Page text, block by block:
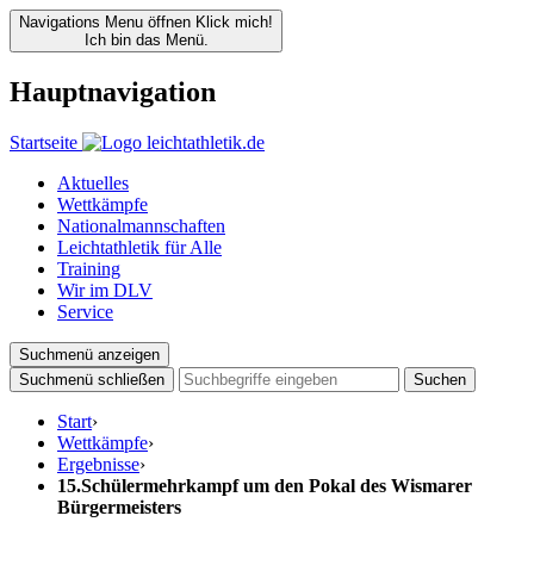
Navigations Menu öffnen Klick mich!
Ich bin das Menü.
Hauptnavigation
Startseite
Aktuelles
Wettkämpfe
Nationalmannschaften
Leichtathletik für Alle
Training
Wir im DLV
Service
Suchmenü anzeigen
Suchmenü schließen
Suchen
Start›
Wettkämpfe›
Ergebnisse›
15.Schülermehrkampf um den Pokal des Wismarer
Bürgermeisters